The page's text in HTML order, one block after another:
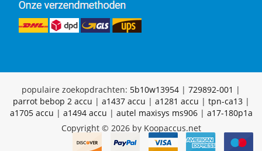
populaire zoekopdrachten: 5b10w13954 | 729892-001 |
parrot bebop 2 accu | a1437 accu | a1281 accu | tpn-ca13|
a1705 accu | a1494 accu | autel maxisys ms906| a17-180p1a
Copyright © 2026 by Koopaccus.net